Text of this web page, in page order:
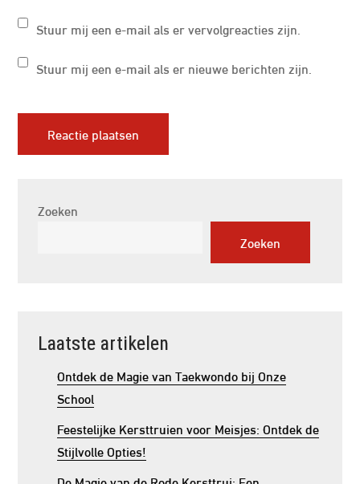
Stuur mij een e-mail als er vervolgreacties zijn.
Stuur mij een e-mail als er nieuwe berichten zijn.
Zoeken
Zoeken
Laatste artikelen
Ontdek de Magie van Taekwondo bij Onze
School
Feestelijke Kersttruien voor Meisjes: Ontdek de
Stijlvolle Opties!